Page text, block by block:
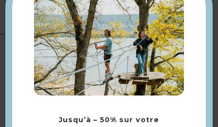
Leaflet| ©OpenStreetMap
Présentation
Compléments
localisation
Parking sur place
2 min de l'arrêt de Bus
Senette
Gare de Poissy à 4mn en Bus
direction Saint Germain en
et 13 min à pied.
Jusqu’à – 50% sur votre